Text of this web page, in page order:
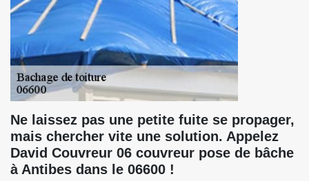
Ne laissez pas une petite fuite se propager,
mais chercher vite une solution. Appelez
David Couvreur 06 couvreur pose de bâche
à Antibes dans le 06600 !